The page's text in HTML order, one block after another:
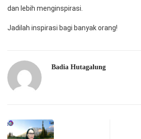
dan lebih menginspirasi.
Jadilah inspirasi bagi banyak orang!
Badia Hutagalung